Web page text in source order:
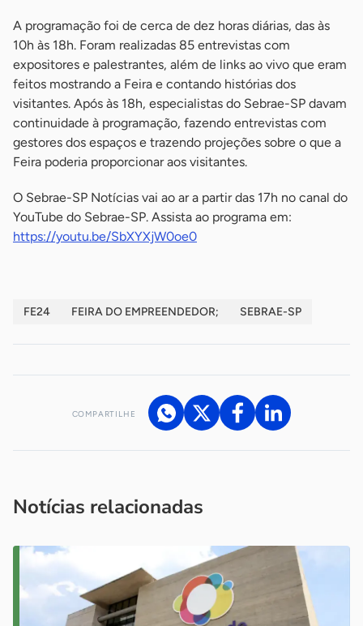
A programação foi de cerca de dez horas diárias, das às
10h às 18h. Foram realizadas 85 entrevistas com
expositores e palestrantes, além de links ao vivo que eram
feitos mostrando a Feira e contando histórias dos
visitantes. Após às 18h, especialistas do Sebrae-SP davam
continuidade à programação, fazendo entrevistas com
gestores dos espaços e trazendo projeções sobre o que a
Feira poderia proporcionar aos visitantes.
O Sebrae-SP Notícias vai ao ar a partir das 17h no canal do
YouTube do Sebrae-SP. Assista ao programa em:
https://youtu.be/SbXYXjW0oe0
FE24 FEIRA DO EMPREENDEDOR; SEBRAE-SP
COMPARTILHE
Notícias relacionadas